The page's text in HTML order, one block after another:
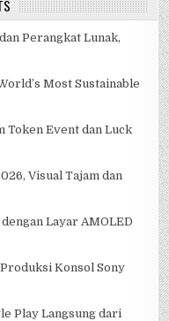
Perangkat Lunak,
Most Sustainable
Token Event dan Luck
Visual Tajam dan
Layar AMOLED
Produksi Konsol Sony
Play Langsung dari